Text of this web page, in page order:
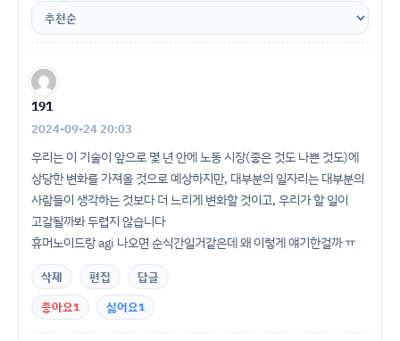
191
2024-09-24 20:03
우리는 이 기술이 앞으로 몇 년 안에 노동 시장(좋은 것도 나쁜 것도)에
상당한 변화를 가져올 것으로 예상하지만, 대부분의 일자리는 대부분의
사람들이 생각하는 것보다 더 느리게 변화할 것이고, 우리가 할 일이
고갈될까봐 두렵지 않습니다
휴머노이드랑 agi 나오면 순식간일거같은데 왜 이렇게 얘기한걸까 ㅠ
삭제 편집
답글
좋아요1 싫어요1